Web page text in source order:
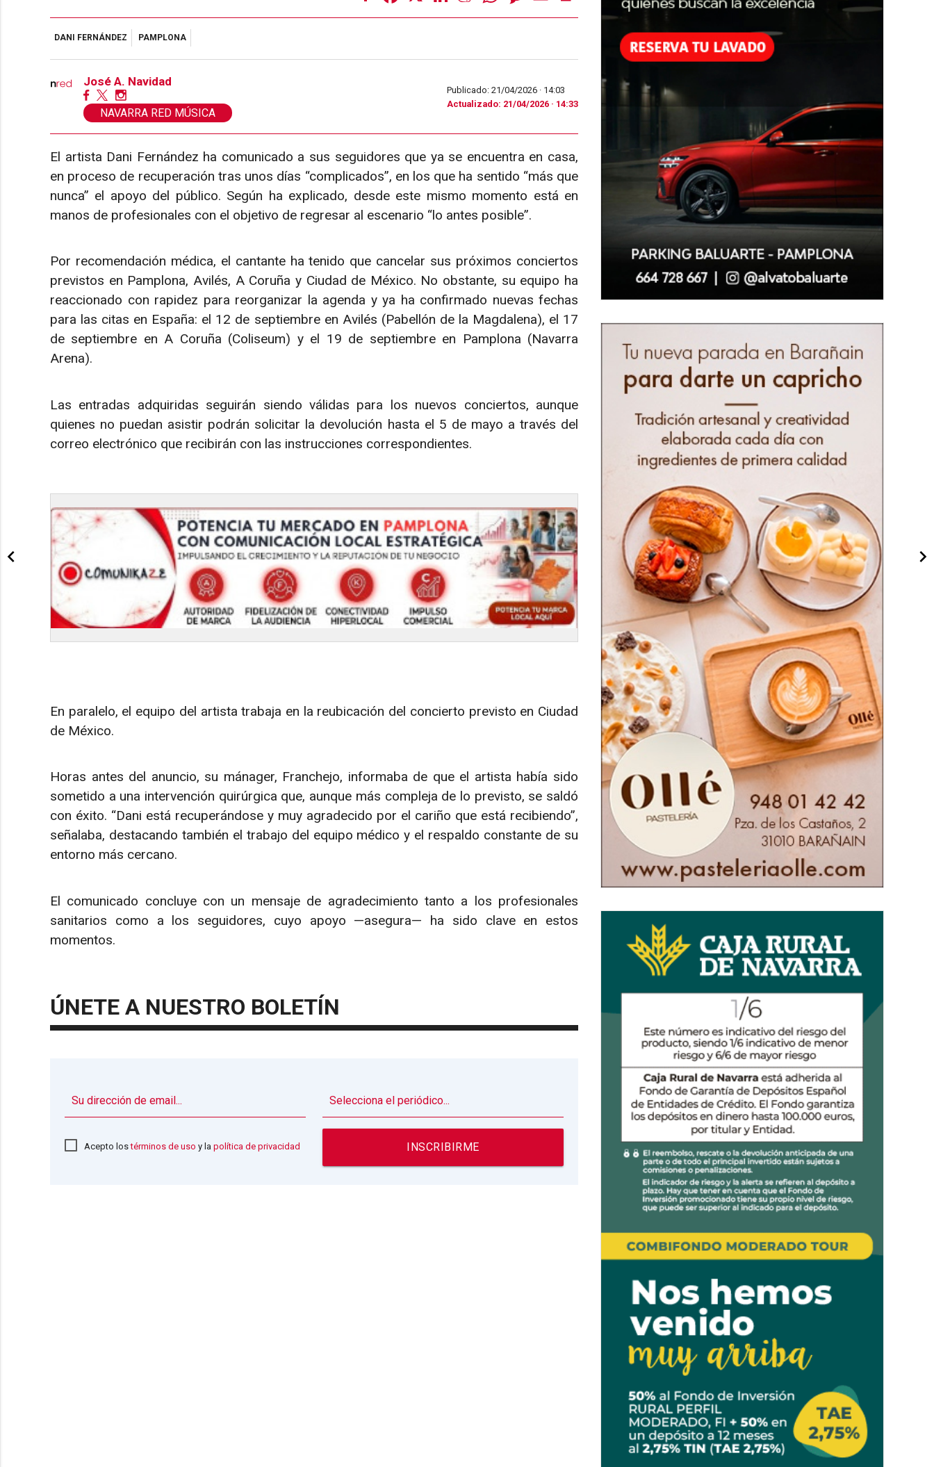
DANI FERNÁNDEZ PAMPLONA
José A. Navidad
NAVARRA RED MÚSICA
Publicado: 21/04/2026 · 14:03
Actualizado: 21/04/2026 · 14:33
El artista Dani Fernández ha comunicado a sus seguidores que ya se encuentra en casa,
en proceso de recuperación tras unos días “complicados”, en los que ha sentido “más que
nunca” el apoyo del público. Según ha explicado, desde este mismo momento está en
manos de profesionales con el objetivo de regresar al escenario “lo antes posible”.
Por recomendación médica, el cantante ha tenido que cancelar sus próximos conciertos
previstos en Pamplona, Avilés, A Coruña y Ciudad de México. No obstante, su equipo ha
reaccionado con rapidez para reorganizar la agenda y ya ha confirmado nuevas fechas
para las citas en España: el 12 de septiembre en Avilés (Pabellón de la Magdalena), el 17
de septiembre en A Coruña (Coliseum) y el 19 de septiembre en Pamplona (Navarra
Arena).
Las entradas adquiridas seguirán siendo válidas para los nuevos conciertos, aunque
quienes no puedan asistir podrán solicitar la devolución hasta el 5 de mayo a través del
correo electrónico que recibirán con las instrucciones correspondientes.
En paralelo, el equipo del artista trabaja en la reubicación del concierto previsto en Ciudad
de México.
Horas antes del anuncio, su mánager, Franchejo, informaba de que el artista había sido
sometido a una intervención quirúrgica que, aunque más compleja de lo previsto, se saldó
con éxito. “Dani está recuperándose y muy agradecido por el cariño que está recibiendo”,
señalaba, destacando también el trabajo del equipo médico y el respaldo constante de su
entorno más cercano.
El comunicado concluye con un mensaje de agradecimiento tanto a los profesionales
sanitarios como a los seguidores, cuyo apoyo —asegura— ha sido clave en estos
momentos.
ÚNETE A NUESTRO BOLETÍN
Acepto lostérminos de uso y la política de privacidad INSCRIBIRME